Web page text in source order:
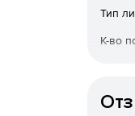
Тип
К-во